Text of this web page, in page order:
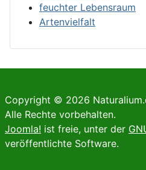
feuchter Lebensraum
Artenvielfalt
Copyright © 2026
Alle Rechte vorbehalten.
Joomla! ist freie, unter der
veröffentlichte Software.